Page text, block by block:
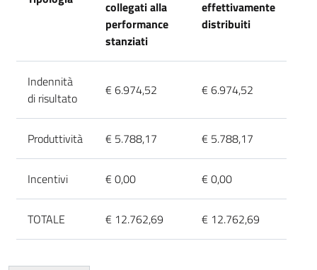
collegati alla
performance
stanziati
effettivamente
distribuiti
Indennità
di risultato
€ 6.974,52 € 6.974,52
Produttività € 5.788,17 € 5.788,17
Incentivi € 0,00 € 0,00
TOTALE € 12.762,69 € 12.762,69